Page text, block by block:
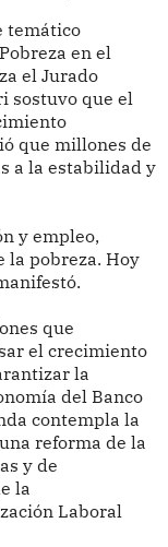
temático
en el
el Jurado
sostuvo que el
que millones de
a la estabilidad y
y empleo,
pobreza. Hoy
que
el crecimiento
la
del Banco
contempla la
reforma de la
y de
la
Laboral